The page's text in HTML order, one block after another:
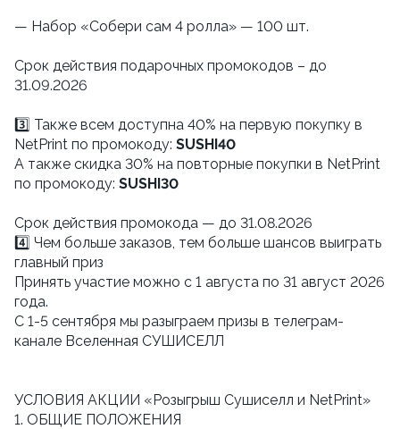
— Набор «Собери сам 4 ролла» — 100 шт.
Срок действия подарочных промокодов – до
31.09.2026
3️⃣ Также всем доступна 40% на первую покупку в
NetPrint по промокоду: SUSHI40
А также скидка 30% на повторные покупки в NetPrint
по промокоду: SUSHI30
Cрок действия промокода — до 31.08.2026
4️⃣ Чем больше заказов, тем больше шансов выиграть
главный приз
Принять участие можно с 1 августа по 31 август 2026
года.
С 1-5 сентября мы разыграем призы в телеграм-
канале Вселенная СУШИСЕЛЛ
УСЛОВИЯ АКЦИИ «Розыгрыш Сушиселл и NetPrint»
1. ОБЩИЕ ПОЛОЖЕНИЯ